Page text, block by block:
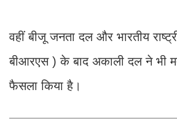
वहीं बीजू जनता दल और भारतीय
बीआरएस ) के बाद अकाली दल ने भी
फैसला किया है।